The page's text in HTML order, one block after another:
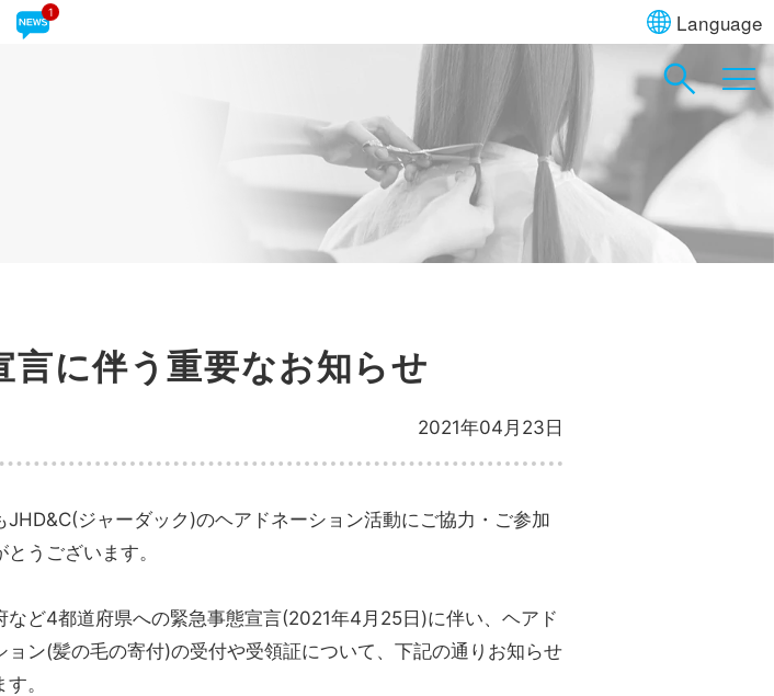
1 Language
に伴う重要なお知らせ
2021年04月23日
JHD&C(ジャーダック)のヘアドネーション活動にご協力・ご参加
とうございます。
など4都道府県への緊急事態宣言(2021年4月25日)に伴い、ヘアド
ョン(髪の毛の寄付)の受付や受領証について、下記の通りお知らせ
。